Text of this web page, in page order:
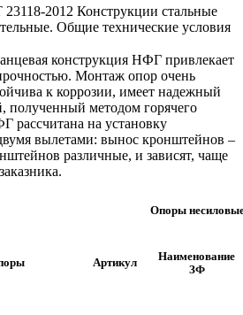
2012 Конструкции стальные
Общие технические условия
конструкция НФГ привлекает
Монтаж опор очень
к коррозии, имеет надежный
полученный методом горячего
рассчитана на установку
вылетами: вынос кронштейнов –
различные, и зависят, чаще
Опоры
Артикул
Наименование
ЗФ